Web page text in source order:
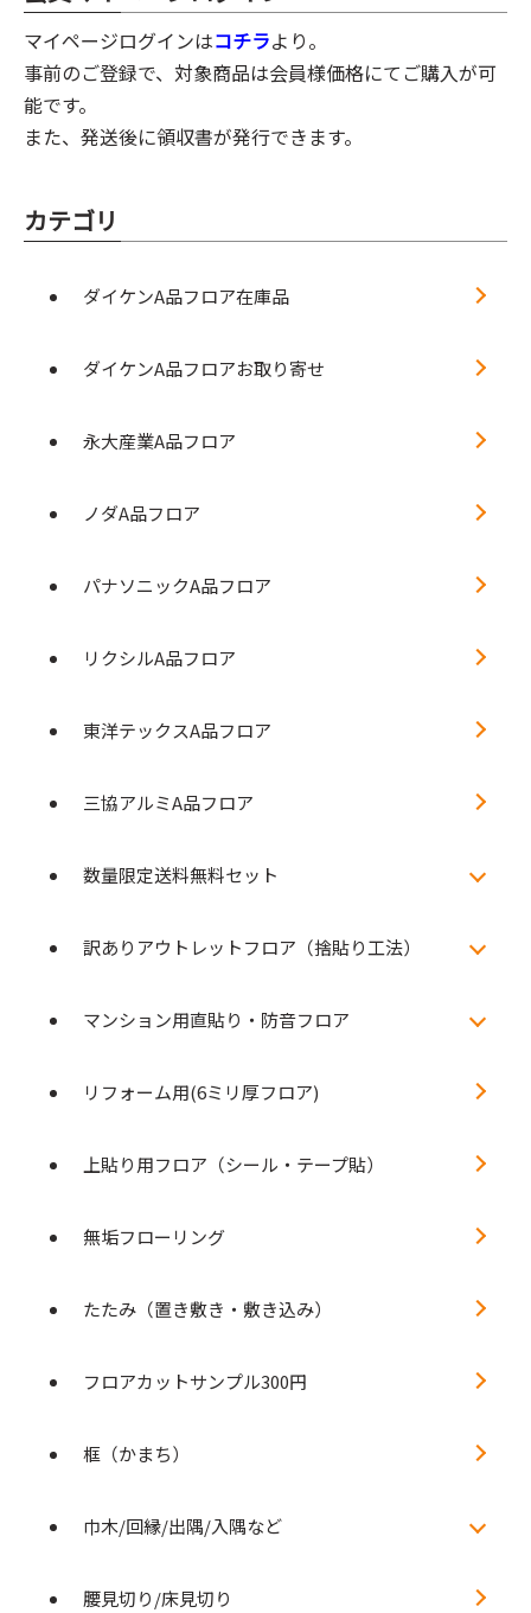
マイページログインはコチラより。
事前のご登録で、対象商品は会員様価格にてご購入が可
能です。
また、発送後に領収書が発行できます。
カテゴリ
ダイケンA品フロア在庫品
ダイケンA品フロアお取り寄せ
永大産業A品フロア
ノダA品フロア
パナソニックA品フロア
リクシルA品フロア
東洋テックスA品フロア
三協アルミA品フロア
数量限定送料無料セット
訳ありアウトレットフロア（捨貼り工法）
マンション用直貼り・防音フロア
リフォーム用(6ミリ厚フロア)
上貼り用フロア（シール・テープ貼）
無垢フローリング
たたみ（置き敷き・敷き込み）
フロアカットサンプル300円
框（かまち）
巾木/回縁/出隅/入隅など
腰見切り/床見切り